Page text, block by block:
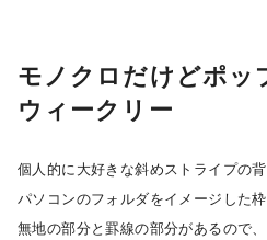
モノクロだけどポッ
ウィークリー
個人的に大好きな斜めストライプの背
パソコンのフォルダをイメージした
無地の部分と罫線の部分があるので、